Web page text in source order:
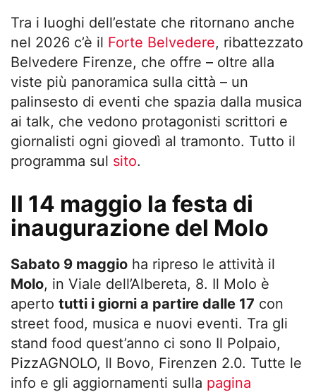
Tra i luoghi dell’estate che ritornano anche
nel 2026 c’è il Forte Belvedere, ribattezzato
Belvedere Firenze, che offre – oltre alla
viste più panoramica sulla città – un
palinsesto di eventi che spazia dalla musica
ai talk, che vedono protagonisti scrittori e
giornalisti ogni giovedì al tramonto. Tutto il
programma sul sito.
Il 14 maggio la festa di
inaugurazione del Molo
Sabato 9 maggio ha ripreso le attività il
Molo, in Viale dell’Albereta, 8. Il Molo è
aperto tutti i giorni a partire dalle 17 con
street food, musica e nuovi eventi. Tra gli
stand food quest’anno ci sono Il Polpaio,
PizzAGNOLO, Il Bovo, Firenzen 2.0. Tutte le
info e gli aggiornamenti sulla pagina